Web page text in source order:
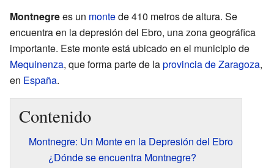
Montnegrees un montede 410 metros de altura. Se
encuentra en la depresión del Ebro, una zona geográfica
importante. Este monte está ubicado en el municipio de
Mequinenza, que forma parte de laprovincia de Zaragoza,
en España.
Contenido
Montnegre: Un Monte en la Depresión del Ebro
¿Dónde se encuentra Montnegre?